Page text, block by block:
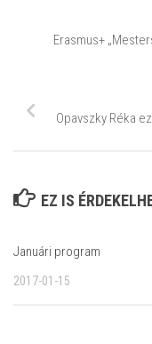
Erasmus+
Opavszky Réka
EZ IS
Januári program
2017-01-15